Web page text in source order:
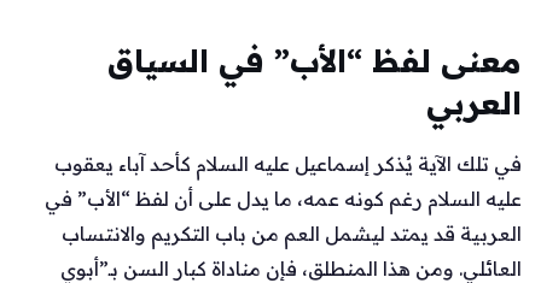
معنى لفظ “الأب” في السياق
العربي
في تلك الآية يُذكر إسماعيل عليه السلام كأحد آباء يعقوب
عليه السلام رغم كونه عمه، ما يدل على أن لفظ “الأب” في
العربية قد يمتد ليشمل العم من باب التكريم والانتساب
العائلي. ومن هذا المنطلق، فإن مناداة كبار السن بـ”أبوي